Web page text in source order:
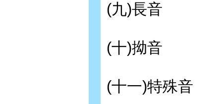
(九)長音
(十)拗音
(十一)特殊音